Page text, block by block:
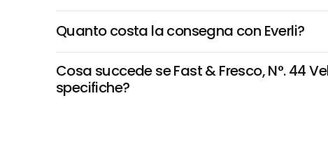
Quanto costa la consegna con Everli?
Cosa succede se Fast & Fresco, N°. 44
specifiche?